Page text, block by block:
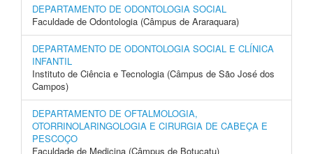
DEPARTAMENTO DE ODONTOLOGIA SOCIAL
Faculdade de Odontologia (Câmpus de Araraquara)
DEPARTAMENTO DE ODONTOLOGIA SOCIAL E CLÍNICA
INFANTIL
Instituto de Ciência e Tecnologia (Câmpus de São José dos
Campos)
DEPARTAMENTO DE OFTALMOLOGIA,
OTORRINOLARINGOLOGIA E CIRURGIA DE CABEÇA E
PESCOÇO
Faculdade de Medicina (Câmpus de Botucatu)